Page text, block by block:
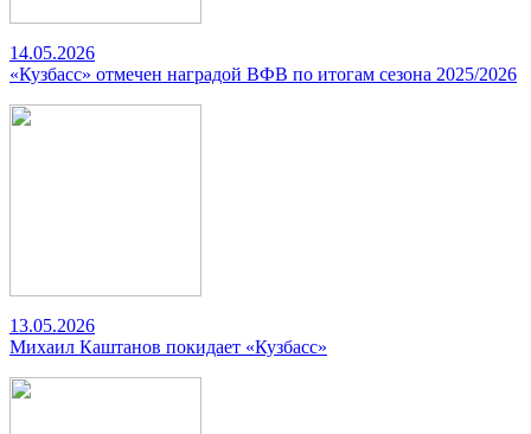
14.05.2026
«Кузбасс» отмечен наградой ВФВ по итогам сезона 2025/2026
13.05.2026
Михаил Каштанов покидает «Кузбасс»